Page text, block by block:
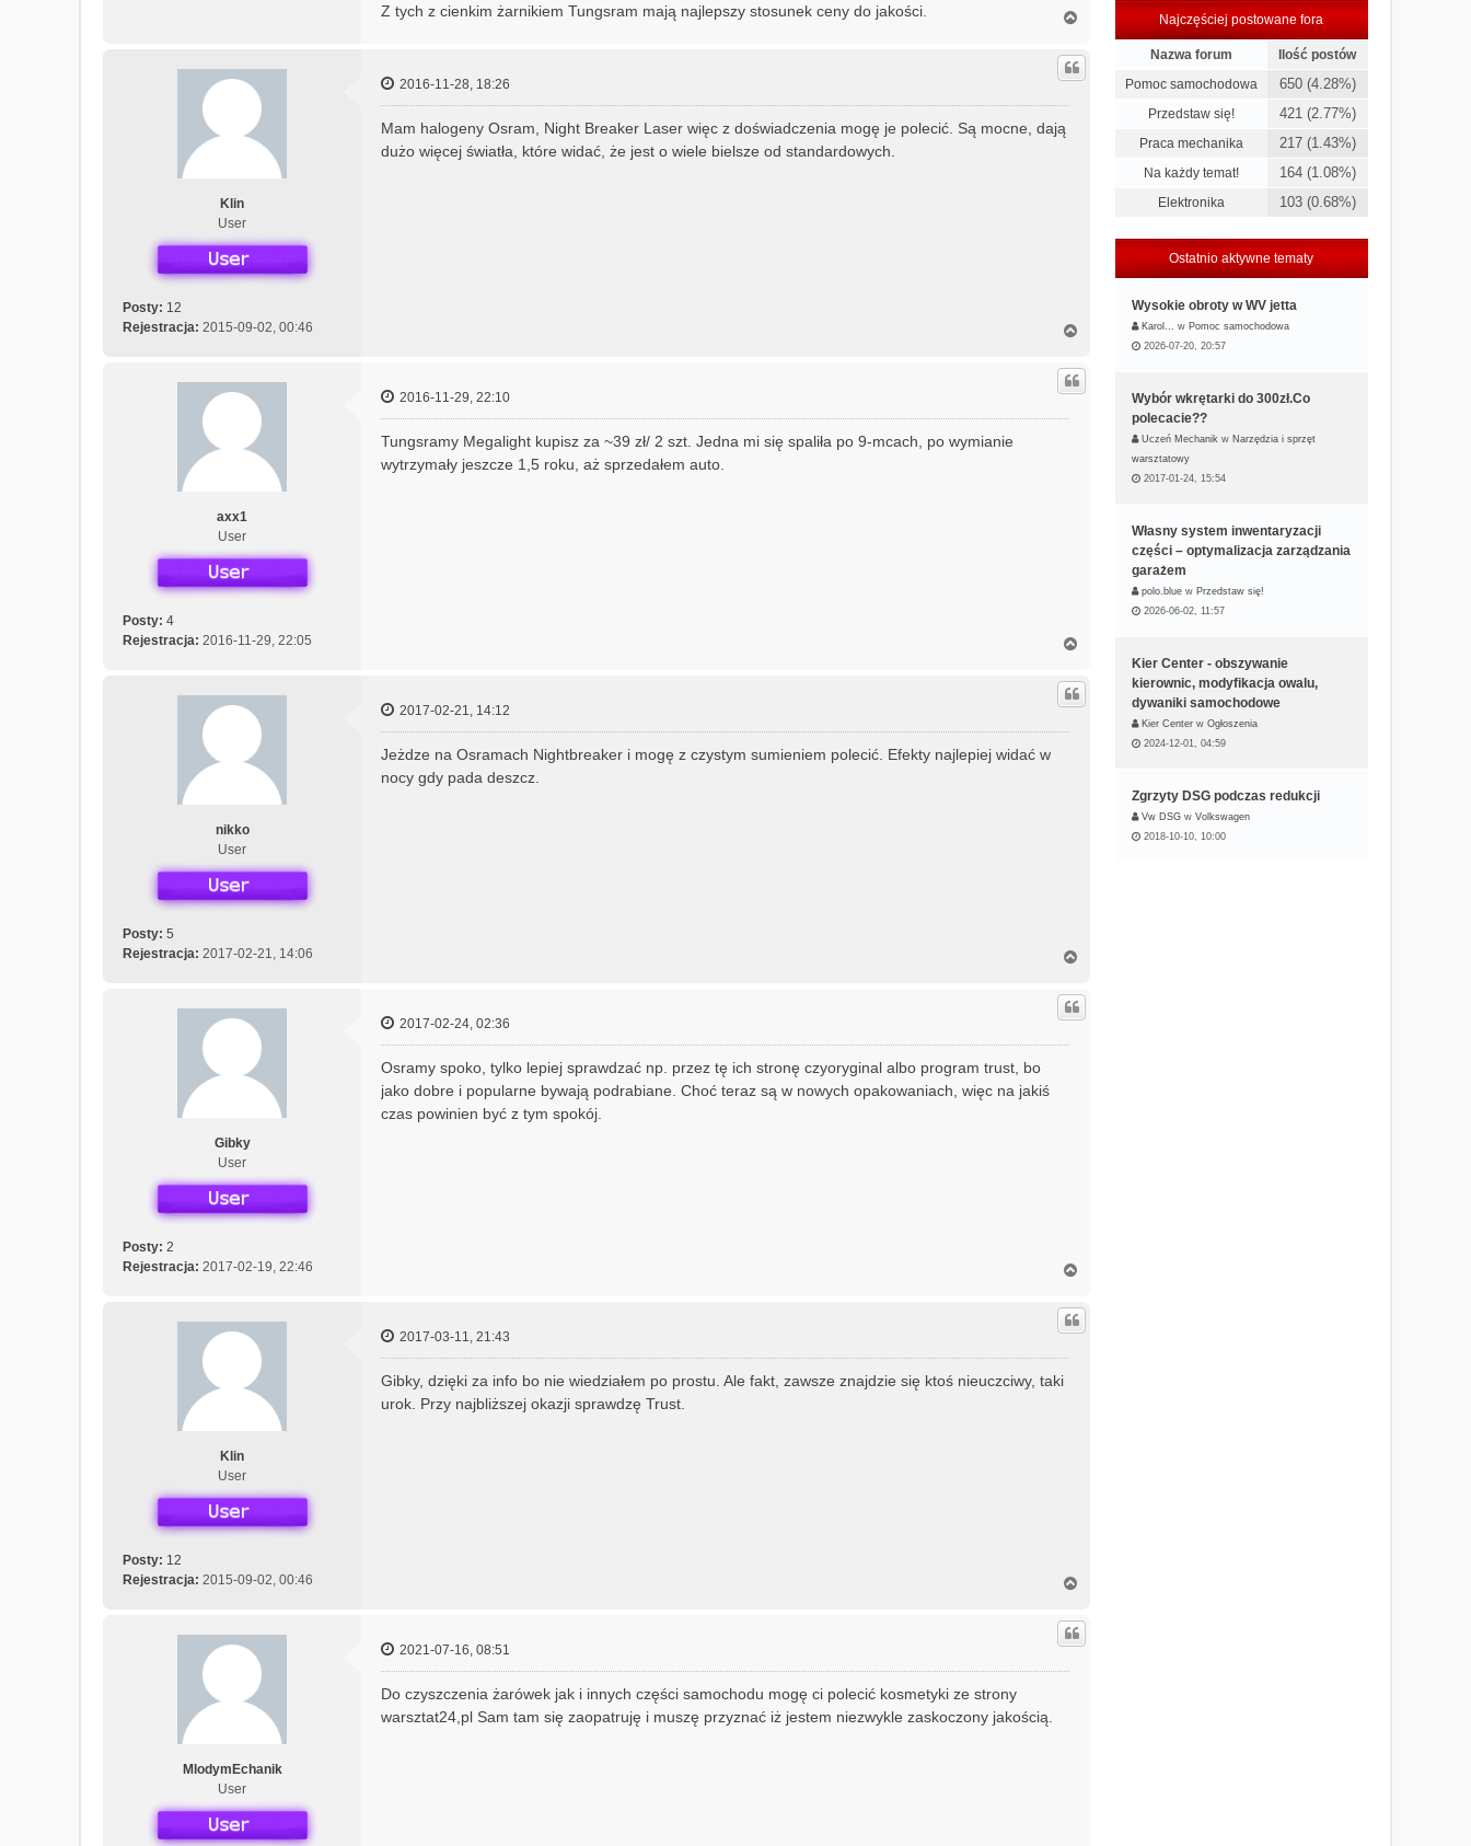
Z tych z cienkim żarnikiem Tungsram mają najlepszy stosunek ceny do jakości.
g
r
Klin
User
Posty: 12
Rejestracja: 2015-09-02, 00:46
2016-11-28, 18:26
Mam halogeny Osram, Night Breaker Laser więc z doświadczenia mogę je polecić. Są mocne, dają
dużo więcej światła, które widać, że jest o wiele bielsze od standardowych.
g
r
axx1
User
Posty: 4
Rejestracja: 2016-11-29, 22:05
2016-11-29, 22:10
Tungsramy Megalight kupisz za ~39 zł/ 2 szt. Jedna mi się spaliła po 9-mcach, po wymianie
wytrzymały jeszcze 1,5 roku, aż sprzedałem auto.
g
r
nikko
User
Posty: 5
Rejestracja: 2017-02-21, 14:06
2017-02-21, 14:12
Jeżdze na Osramach Nightbreaker i mogę z czystym sumieniem polecić. Efekty najlepiej widać w
nocy gdy pada deszcz.
g
r
Gibky
User
Posty: 2
Rejestracja: 2017-02-19, 22:46
2017-02-24, 02:36
Osramy spoko, tylko lepiej sprawdzać np. przez tę ich stronę czyoryginal albo program trust, bo
jako dobre i popularne bywają podrabiane. Choć teraz są w nowych opakowaniach, więc na jakiś
czas powinien być z tym spokój.
g
r
Klin
User
Posty: 12
Rejestracja: 2015-09-02, 00:46
2017-03-11, 21:43
Gibky, dzięki za info bo nie wiedziałem po prostu. Ale fakt, zawsze znajdzie się ktoś nieuczciwy, taki
urok. Przy najbliższej okazji sprawdzę Trust.
g
r
MlodymEchanik
User
2021-07-16, 08:51
Do czyszczenia żarówek jak i innych części samochodu mogę ci polecić kosmetyki ze strony
warsztat24,pl Sam tam się zaopatruję i muszę przyznać iż jestem niezwykle zaskoczony jakością.
Najczęściej postowane fora
Nazwa forum
Ilość postów
Pomoc samochodowa
650 (4.28%)
Przedstaw się! 421 (2.77%)
Praca mechanika 217 (1.43%)
Na każdy temat! 164 (1.08%)
Elektronika 103 (0.68%)
Ostatnio aktywne tematy
Wysokie obroty w WV jetta
Karol… w Pomoc samochodowa
2026-07-20, 20:57
Wybór wkrętarki do 300zł.Co
polecacie??
Uczeń Mechanik w Narzędzia i sprzęt
warsztatowy
2017-01-24, 15:54
Własny system inwentaryzacji
części – optymalizacja zarządzania
garażem
polo.blue w Przedstaw się!
2026-06-02, 11:57
Kier Center - obszywanie
kierownic, modyfikacja owalu,
dywaniki samochodowe
Kier Center w Ogłoszenia
2024-12-01, 04:59
Zgrzyty DSG podczas redukcji
Vw DSG w Volkswagen
2018-10-10, 10:00